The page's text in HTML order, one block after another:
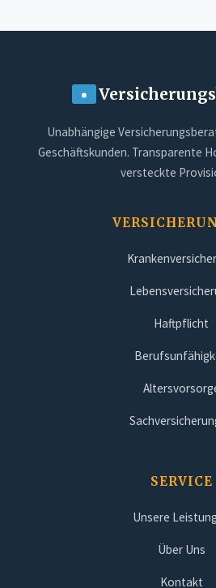
Unabhängige
Geschäftskunden. Transparente
versteckte
Haftpflicht
SERVICE
Unsere
Über Uns
Kontakt